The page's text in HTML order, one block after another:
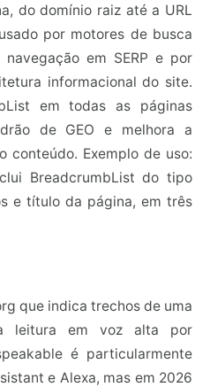
do domínio raiz até a URL
por motores de busca
em SERP e por
informacional do site.
em todas as páginas
de GEO e melhora a
conteúdo. Exemplo de uso:
BreadcrumbList do tipo
e título da página, em três
que indica trechos de uma
leitura em voz alta por
é particularmente
e Alexa, mas em 2026